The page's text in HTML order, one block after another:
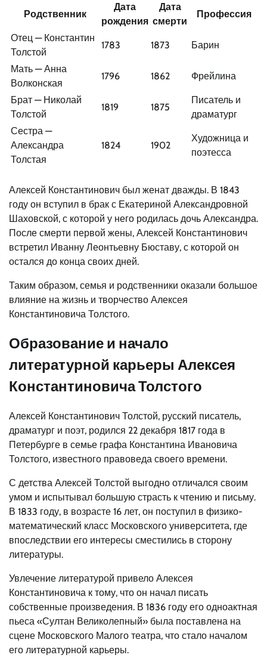
Родственник
Дата
рождения
Дата
смерти
Профессия
Отец — Константин
Толстой
1783 1873 Барин
Мать — Анна
Волконская
1796 1862 Фрейлина
Брат — Николай
Толстой
1819 1875
Писатель и
драматург
Сестра —
Александра
Толстая
1824 1902
Художница и
поэтесса
Алексей Константинович был женат дважды. В 1843
году он вступил в брак с Екатериной Александровной
Шаховской, с которой у него родилась дочь Александра.
После смерти первой жены, Алексей Константинович
встретил Иванну Леонтьевну Бюставу, с которой он
остался до конца своих дней.
Таким образом, семья и родственники оказали большое
влияние на жизнь и творчество Алексея
Константиновича Толстого.
Образование и начало
литературной карьеры Алексея
Константиновича Толстого
Алексей Константинович Толстой, русский писатель,
драматург и поэт, родился 22 декабря 1817 года в
Петербурге в семье графа Константина Ивановича
Толстого, известного правоведа своего времени.
С детства Алексей Толстой выгодно отличался своим
умом и испытывал большую страсть к чтению и письму.
В 1833 году, в возрасте 16 лет, он поступил в физико-
математический класс Московского университета, где
впоследствии его интересы сместились в сторону
литературы.
Увлечение литературой привело Алексея
Константиновича к тому, что он начал писать
собственные произведения. В 1836 году его одноактная
пьеса «Султан Великолепный» была поставлена на
сцене Московского Малого театра, что стало началом
его литературной карьеры.